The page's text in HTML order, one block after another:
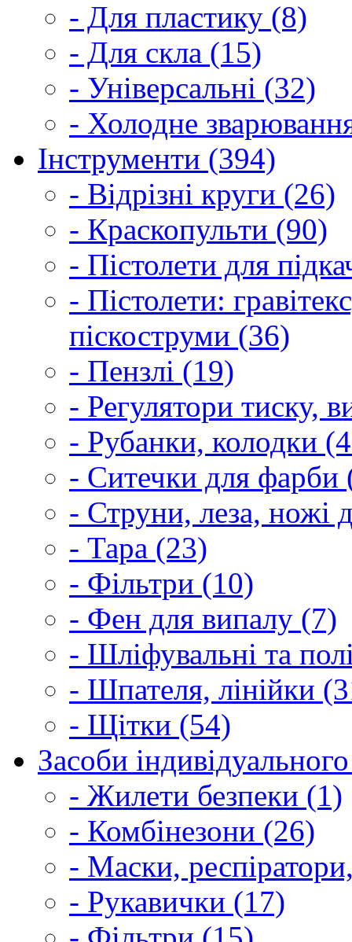
- Для пластику (8)
- Для скла (15)
- Універсальні (32)
- Холодне
Інструменти (394)
- Відрізні круги (26)
- Краскопульти (90)
- Пістолети для
- Пістолети:
піскоструми (36)
- Пензлі (19)
- Регулятори тиску,
- Рубанки, колодки
- Ситечки для фарби
- Струни, леза, ножі
- Тара (23)
- Фільтри (10)
- Фен для випалу (7)
- Шліфувальні та
- Шпателя, лінійки
- Щітки (54)
Засоби
- Жилети безпеки (1)
- Комбінезони (26)
- Маски,
- Рукавички (17)